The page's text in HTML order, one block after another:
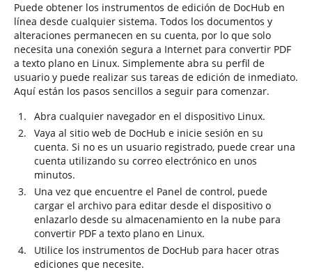
Puede obtener los instrumentos de edición de DocHub en
línea desde cualquier sistema. Todos los documentos y
alteraciones permanecen en su cuenta, por lo que solo
necesita una conexión segura a Internet para convertir PDF
a texto plano en Linux. Simplemente abra su perfil de
usuario y puede realizar sus tareas de edición de inmediato.
Aquí están los pasos sencillos a seguir para comenzar.
Abra cualquier navegador en el dispositivo Linux.
Vaya al sitio web de DocHub e inicie sesión en su
cuenta. Si no es un usuario registrado, puede crear una
cuenta utilizando su correo electrónico en unos
minutos.
Una vez que encuentre el Panel de control, puede
cargar el archivo para editar desde el dispositivo o
enlazarlo desde su almacenamiento en la nube para
convertir PDF a texto plano en Linux.
Utilice los instrumentos de DocHub para hacer otras
ediciones que necesite.